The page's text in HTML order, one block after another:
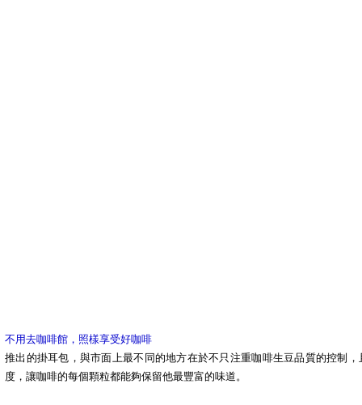
不用去咖啡館，照樣享受好咖啡
推出的掛耳包，與市面上最不同的地方在於不只注重咖啡生豆品質的控制
度，讓咖啡的每個顆粒都能夠保留他最豐富的味道。